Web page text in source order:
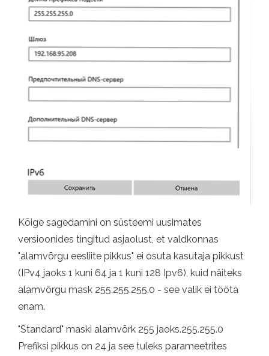
Kõige sagedamini on süsteemi uusimates
versioonides tingitud asjaolust, et valdkonnas
"alamvõrgu eesliite pikkus" ei osuta kasutaja pikkust
(IPv4 jaoks 1 kuni 64 ja 1 kuni 128 Ipv6), kuid näiteks
alamvõrgu mask 255.255.255.0 - see valik ei tööta
enam.
"Standard" maski alamvõrk 255 jaoks.255.255.0
Prefiksi pikkus on 24 ja see tuleks parameetrites